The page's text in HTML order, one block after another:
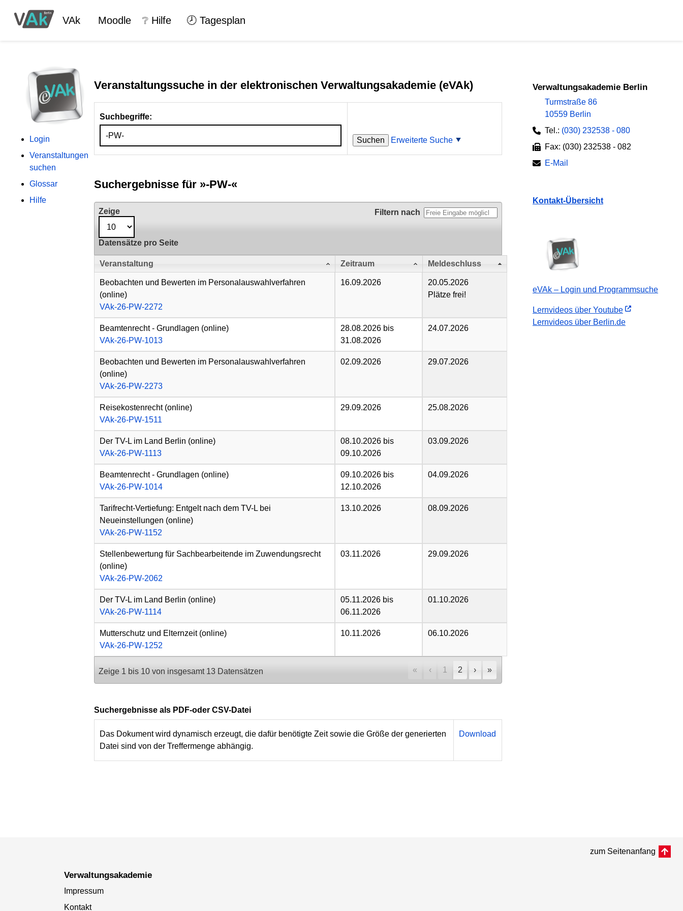
VAk Moodle ❔ Hilfe 🕗 Tagesplan
Login
Veranstaltungen
suchen
Glossar
Hilfe
Veranstaltungssuche in der elektronischen Verwaltungsakademie (eVAk)
Suchbegriffe:
Suchen Erweiterte Suche
Suchergebnisse für »-PW-«
Zeige
Datensätze pro Seite
Filtern nach
Veranstaltung Zeitraum Meldeschluss
Beobachten und Bewerten im Personalauswahlverfahren
(online)
VAk-26-PW-2272
16.09.2026
20.05.2026
Plätze frei!
Beamtenrecht - Grundlagen (online)
VAk-26-PW-1013
28.08.2026 bis
31.08.2026
24.07.2026
Beobachten und Bewerten im Personalauswahlverfahren
(online)
VAk-26-PW-2273
02.09.2026 29.07.2026
Reisekostenrecht (online)
VAk-26-PW-1511
29.09.2026 25.08.2026
Der TV-L im Land Berlin (online)
VAk-26-PW-1113
08.10.2026 bis
09.10.2026
03.09.2026
Beamtenrecht - Grundlagen (online)
VAk-26-PW-1014
09.10.2026 bis
12.10.2026
04.09.2026
Tarifrecht-Vertiefung: Entgelt nach dem TV-L bei
Neueinstellungen (online)
VAk-26-PW-1152
13.10.2026 08.09.2026
Stellenbewertung für Sachbearbeitende im Zuwendungsrecht
(online)
VAk-26-PW-2062
03.11.2026 29.09.2026
Der TV-L im Land Berlin (online)
VAk-26-PW-1114
05.11.2026 bis
06.11.2026
01.10.2026
Mutterschutz und Elternzeit (online)
VAk-26-PW-1252
10.11.2026 06.10.2026
Zeige 1 bis 10 von insgesamt 13 Datensätzen « ‹ 1 2 › »
Suchergebnisse als PDF-oder CSV-Datei
Das Dokument wird dynamisch erzeugt, die dafür benötigte Zeit sowie die Größe der generierten
Datei sind von der Treffermenge abhängig.
Download
Verwaltungsakademie Berlin
Turmstraße 86
10559 Berlin
Tel.: (030) 232538 - 080
Fax: (030) 232538 - 082
E-Mail
Kontakt-Übersicht
eVAk – Login und Programmsuche
Lernvideos über Youtube
Lernvideos über Berlin.de
zum Seitenanfang
Verwaltungsakademie
Impressum
Kontakt